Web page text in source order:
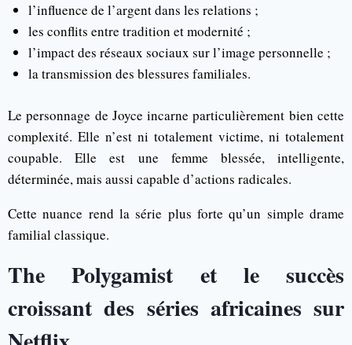
l’influence de l’argent dans les relations ;
les conflits entre tradition et modernité ;
l’impact des réseaux sociaux sur l’image personnelle ;
la transmission des blessures familiales.
Le personnage de Joyce incarne particulièrement bien cette
complexité. Elle n’est ni totalement victime, ni totalement
coupable. Elle est une femme blessée, intelligente,
déterminée, mais aussi capable d’actions radicales.
Cette nuance rend la série plus forte qu’un simple drame
familial classique.
The Polygamist et le succès
croissant des séries africaines sur